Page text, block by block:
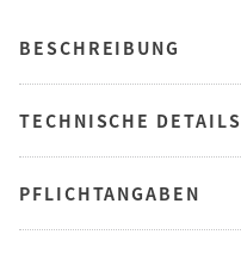
BESCHREIBUNG
TECHNISCHE DETAILS
PFLICHTANGABEN